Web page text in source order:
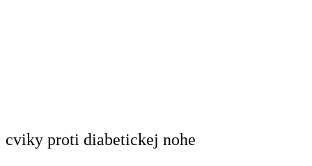
cviky proti diabetickej nohe